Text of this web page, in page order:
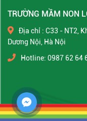
TRƯỜNG MẦM NON
Địa chỉ : C33 - NT2,
Dương Nội, Hà Nội
Hotline: 0987 62 64